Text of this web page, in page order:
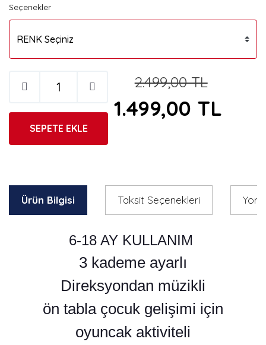
Seçenekler
2.499,00 TL
1.499,00 TL
SEPETE EKLE
Ürün Bilgisi Taksit Seçenekleri
6-18 AY KULLANIM
3 kademe ayarlı
Direksyondan müzikli
ön tabla çocuk gelişimi için
oyuncak aktiviteli